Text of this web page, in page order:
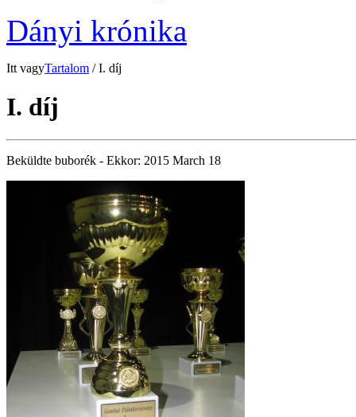
Dányi krónika
Itt vagyTartalom / I. díj
I. díj
Beküldte buborék - Ekkor: 2015 March 18